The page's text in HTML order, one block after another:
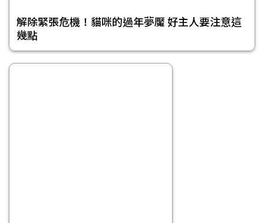
解除緊張危機！貓咪的過年夢魘 好主人要注意這
幾點